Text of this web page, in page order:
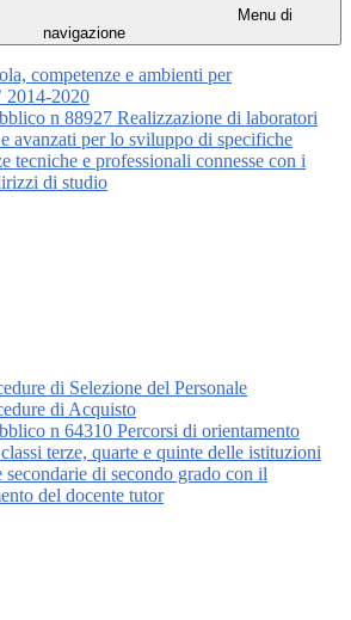
Menu di
navigazione
competenze e ambienti per
2014-2020
n 88927 Realizzazione di laboratori
avanzati per lo sviluppo di specifiche
tecniche e professionali connesse con i
di studio
di Selezione del Personale
di Acquisto
n 64310 Percorsi di orientamento
terze, quarte e quinte delle istituzioni
secondarie di secondo grado con il
del docente tutor